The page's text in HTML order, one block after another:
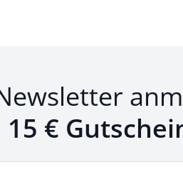
15 €